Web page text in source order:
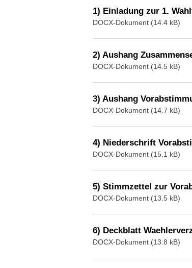
1) Einladung zur 1.
DOCX-Dokument (14.4 kB)
2) Aushang
DOCX-Dokument (14.5 kB)
3) Aushang
DOCX-Dokument (14.7 kB)
4) Niederschrift
DOCX-Dokument (15.1 kB)
5) Stimmzettel zur
DOCX-Dokument (13.5 kB)
6) Deckblatt
DOCX-Dokument (13.8 kB)